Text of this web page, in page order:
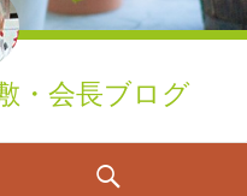
・会長ブログ